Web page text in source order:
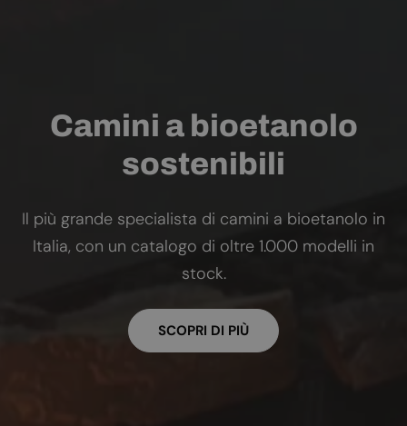
Camini a bioetanolo
sostenibili
Il più grande specialista di camini a bioetanolo in
Italia, con un catalogo di oltre 1.000 modelli in
stock.
SCOPRI DI PIÙ